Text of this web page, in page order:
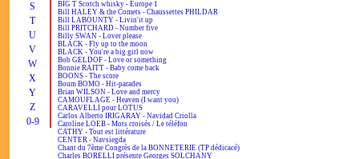
S
T
U
V
W
X
Y
Z
0-9
BIG T Scotch whisky - Europe 1
Bill HALEY & the Comets - Chaussettes PHILDAR
Bill LABOUNTY - Livin'it up
Bill PRITCHARD - Number five
Billy SWAN - Lover please
BLACK - Fly up to the moon
BLACK - You're a big girl now
Bob GELDOF - Love or something
Bonnie RAITT - Baby come back
BOONS - The score
Boum BOMO - Hit-parades
Brian WILSON - Love and mercy
CAMOUFLAGE - Heaven (I want you)
CARAVELLI pour LOTUS
Carlos Alberto IRIGARAY - Navidad Criolla
Caroline LOEB - Mots croisés / Le téléfon
CATHY - Tout est littérature
CENTER - Navsiegda
Chant du 7ème Congrès de la BONNETERIE (TP dédicacé)
Charles BORELLI présente Georges SOLCHANY